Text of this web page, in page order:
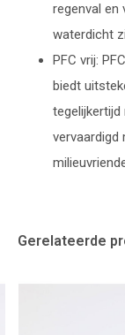
regenval en
waterdicht
PFC vrij:
biedt
tegelijkertijd
vervaardigd
Gerelateerde